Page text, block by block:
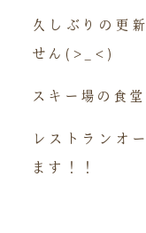
久しぶりの更
せん(>_<)
スキー場の食
レストランオ
ます！！